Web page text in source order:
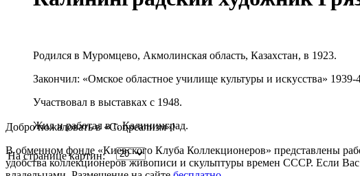
Родился в Муромцево, Акмолинская область, Казахстан, в 1923.
Закончил: «Омское областное училище культуры и искусства» 1939-
Участвовал в выставках с 1948.
Жил и работал в г. Калининград.
На странице картин:
Добро пожаловать в «Соцреализм»!
В обменном фонде «Киевского Клуба Коллекционеров» представлены
удобства коллекционеров живописи и скульптуры времен СССР. Если